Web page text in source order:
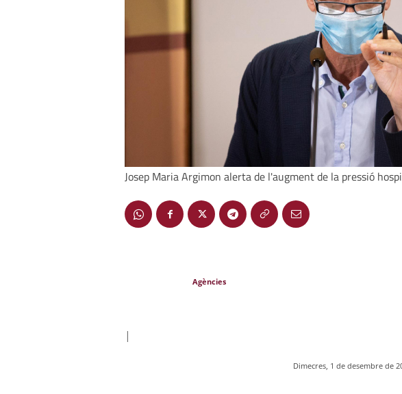
Josep Maria Argimon alerta de l'augment de la pressió
Agències
|
Dimecres, 1 de desembre de